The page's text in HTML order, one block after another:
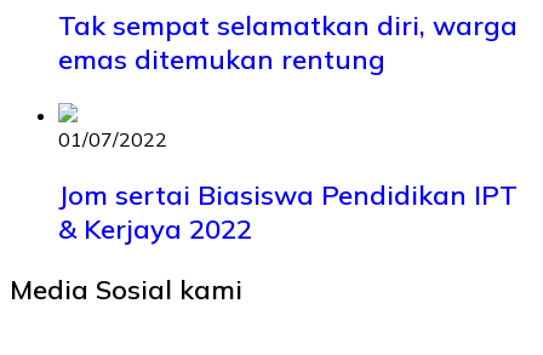
Tak sempat selamatkan diri, warga
emas ditemukan rentung
01/07/2022
Jom sertai Biasiswa Pendidikan IPT
& Kerjaya 2022
Media Sosial kami